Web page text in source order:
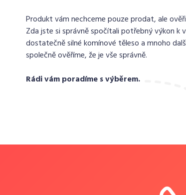
Produkt vám nechceme pouze prodat, ale
Zda jste si správně spočítali potřebný výkon k
dostatečně silné komínové těleso a mnoho
společně ověříme, že je vše správně.
Rádi vám poradíme s výběrem.